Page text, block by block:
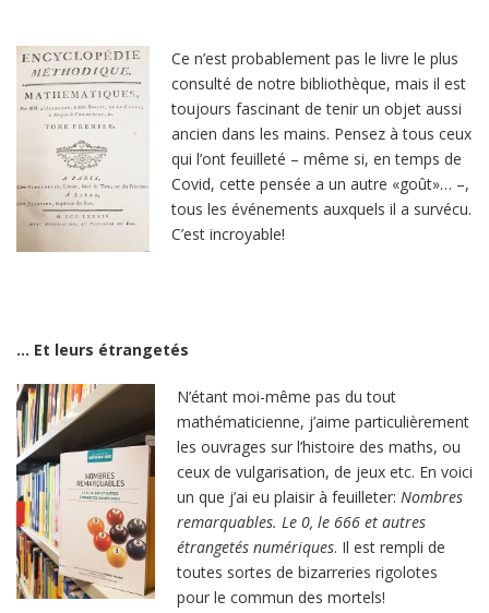
Ce n’est probablement pas le livre le plus
consulté de notre bibliothèque, mais il est
toujours fascinant de tenir un objet aussi
ancien dans les mains. Pensez à tous ceux
qui l’ont feuilleté – même si, en temps de
Covid, cette pensée a un autre «goût»… –,
tous les événements auxquels il a survécu.
C’est incroyable!
… Et leurs étrangetés
N’étant moi-même pas du tout
mathématicienne, j’aime particulièrement
les ouvrages sur l’histoire des maths, ou
ceux de vulgarisation, de jeux etc. En voici
un que j’ai eu plaisir à feuilleter: Nombres
remarquables. Le 0, le 666 et autres
étrangetés numériques. Il est rempli de
toutes sortes de bizarreries rigolotes
pour le commun des mortels!